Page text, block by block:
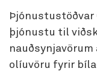
Þjónustustöðvar
þjónustu til
olíuvöru fyrir